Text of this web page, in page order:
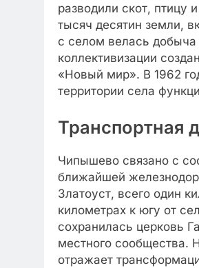
разводили скот, птицу
тысяч десятин земли,
с селом велась добыча
коллективизации
«Новый мир». В 1962
территории села
Транспортная
Чипышево связано с
ближайшей
Златоуст, всего один
километрах к югу от
сохранилась церковь
местного сообщества.
отражает